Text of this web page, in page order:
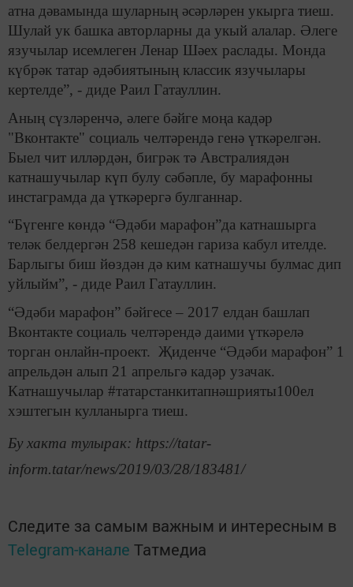
атна дәвамында шуларның әсәрләрен укырга тиеш.
Шулай ук башка авторларны да укый алалар. Әлеге
язучылар исемлеген Ленар Шәех раслады. Монда
күбрәк татар әдәбиятының классик язучылары
кертелде”, - диде Раил Гатауллин.
Аның сүзләренчә, әлеге бәйге моңа кадәр
"Вконтакте" социаль челтәрендә генә үткәрелгән.
Быел чит илләрдән, бигрәк тә Австралиядән
катнашучылар күп булу сәбәпле, бу марафонны
инстаграмда да үткәрергә булганнар.
“Бүгенге көндә “Әдәби марафон”да катнашырга
теләк белдергән 258 кешедән гариза кабул ителде.
Барлыгы биш йөздән дә ким катнашучы булмас дип
уйлыйм”, - диде Раил Гатауллин.
“Әдәби марафон” бәйгесе – 2017 елдан башлап
Вконтакте социаль челтәрендә даими үткәрелә
торган онлайн-проект. Җиденче “Әдәби марафон” 1
апрельдән алып 21 апрельгә кадәр узачак.
Катнашучылар #татарстанкитапнәшрияты100ел
хэштегын кулланырга тиеш.
Бу хакта тулырак: https://tatar-
inform.tatar/news/2019/03/28/183481/
Следите за самым важным и интересным в
Telegram-канале Татмедиа